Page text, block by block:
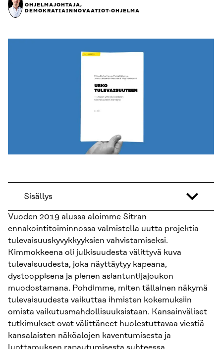
OHJELMAJOHTAJA,
DEMOKRATIAINNOVAATIOT-OHJELMA
Sisällys
Vuoden 2019 alussa aloimme Sitran
ennakointitoiminnossa valmistella uutta projektia
tulevaisuuskyvykkyyksien vahvistamiseksi.
Kimmokkeena oli julkisuudesta välittyvä kuva
tulevaisuudesta, joka näyttäytyy kapeana,
dystooppisena ja pienen asiantuntijajoukon
muodostamana. Pohdimme, miten tällainen näkymä
tulevaisuudesta vaikuttaa ihmisten kokemuksiin
omista vaikutusmahdollisuuksistaan. Kansainväliset
tutkimukset ovat välittäneet huolestuttavaa viestiä
kansalaisten näköalojen kaventumisesta ja